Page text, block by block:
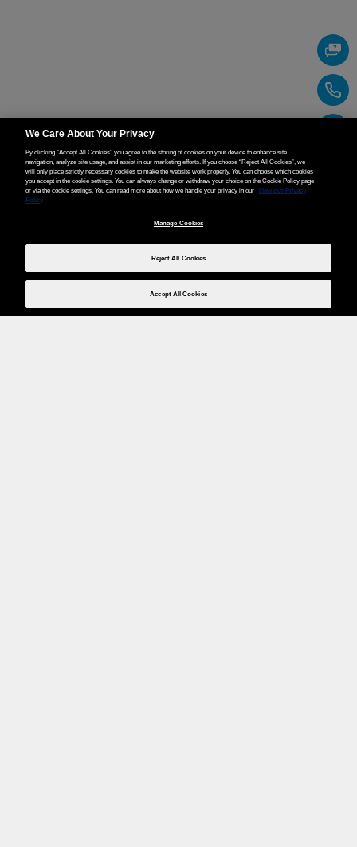
We Care About Your Privacy
By clicking “Accept All Cookies” you agree to the storing of cookies on your device to enhance site
navigation, analyze site usage, and assist in our marketing efforts. If you choose “Reject All Cookies”, we
will only place strictly necessary cookies to make the website work properly. You can choose which cookies
you accept in the cookie settings. You can always change or withdraw your choice on the Cookie Policy page
or via the cookie settings. You can read more about how we handle your privacy in our
View our Privacy
Policy
Manage Cookies
Reject All Cookies
Accept All Cookies